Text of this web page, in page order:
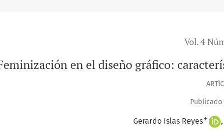
Vol. 4
en el diseño gráfico:
Publicado
Gerardo Islas Reyes+